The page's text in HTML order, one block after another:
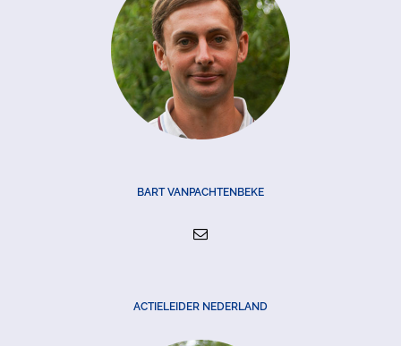
BART VANPACHTENBEKE
ACTIELEIDER NEDERLAND